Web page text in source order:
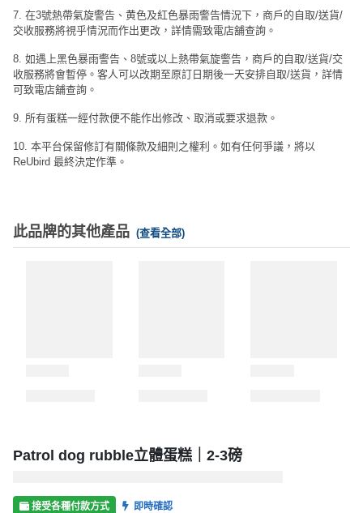
7. 在3號熱帶氣旋警告、黄色及紅色暴雨警告情況下，商戶的自取/送貨/
交收服務將視乎情況而作出更改，詳情需致電店舖查詢。
8. 如遇上黑色暴雨警告、8號或以上熱帶氣旋警告，商戶的自取/送貨/交
收服務將會暫停。客人可以改期至原訂日期後一天安排自取/送貨，詳情
可致電店舖查詢。
9. 所有蛋糕一經付款便不能作出修改、取消或要求退款。
10. 本平台保留修訂有關條款及細則之權利。如有任何爭議，將以
ReUbird 最終決定作準。
此品牌的其他產品 (查看全部)
Patrol dog rubble立體蛋糕｜2-3磅
接受各種付款方式 即時確認